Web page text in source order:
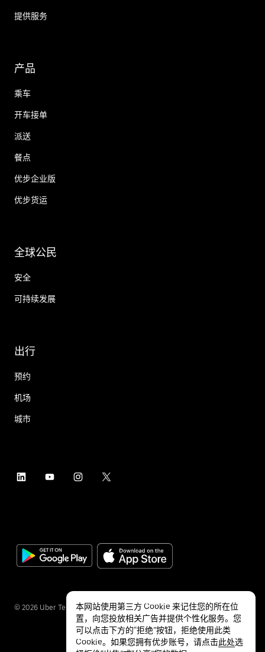
提供服务
产品
乘车
开车接单
派送
餐点
优步企业版
优步货运
全球公民
安全
可持续发展
出行
预约
机场
城市
© 2026 Uber Technologies Inc.
本网站使用第三方 Cookie 来记住您的所在位
置，向您投放相关广告并提供个性化服务。您
可以点击下方的“拒绝”按钮，拒绝使用此类
Cookie。如果您拥有优步账号，请点击此处选